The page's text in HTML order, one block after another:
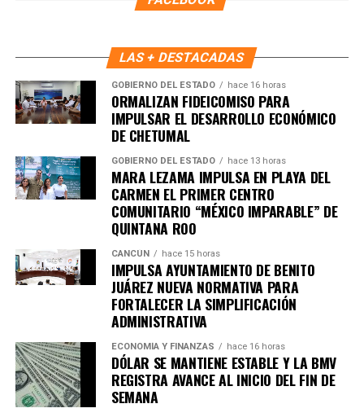
LAS + DESTACADAS
GOBIERNO DEL ESTADO hace 16 horas
ORMALIZAN FIDEICOMISO PARA
IMPULSAR EL DESARROLLO ECONÓMICO
DE CHETUMAL
GOBIERNO DEL ESTADO hace 13 horas
MARA LEZAMA IMPULSA EN PLAYA DEL
CARMEN EL PRIMER CENTRO
COMUNITARIO “MÉXICO IMPARABLE” DE
QUINTANA ROO
CANCÚN hace 15 horas
IMPULSA AYUNTAMIENTO DE BENITO
JUÁREZ NUEVA NORMATIVA PARA
FORTALECER LA SIMPLIFICACIÓN
ADMINISTRATIVA
ECONOMÍA Y FINANZAS hace 16 horas
DÓLAR SE MANTIENE ESTABLE Y LA BMV
REGISTRA AVANCE AL INICIO DEL FIN DE
SEMANA